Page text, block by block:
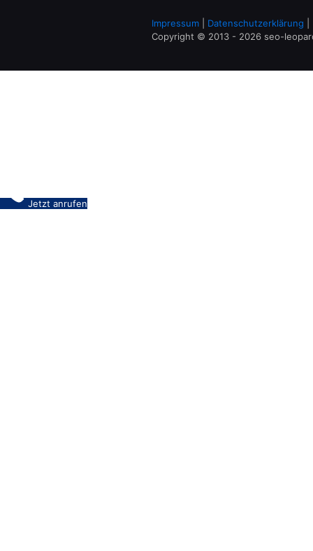
Impressum Datenschutzerklärung
Copyright © 2013 - 2026 seo-
Jetzt anrufen